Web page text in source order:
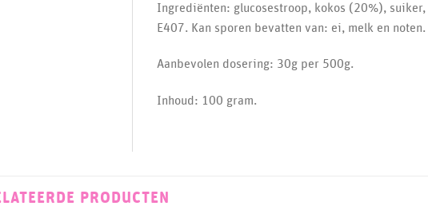
Ingrediënten: glucosestroop, kokos (20%),
E407. Kan sporen bevatten van: ei, melk en noten.
Aanbevolen dosering: 30g per 500g.
Inhoud: 100 gram.
PRODUCTEN